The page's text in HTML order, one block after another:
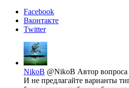
Facebook
Вконтакте
Twitter
NikoB @NikoB Автор вопроса
И не предлагайте варианты